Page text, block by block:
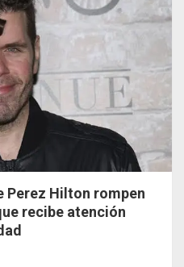
Perez Hilton rompen
recibe atención